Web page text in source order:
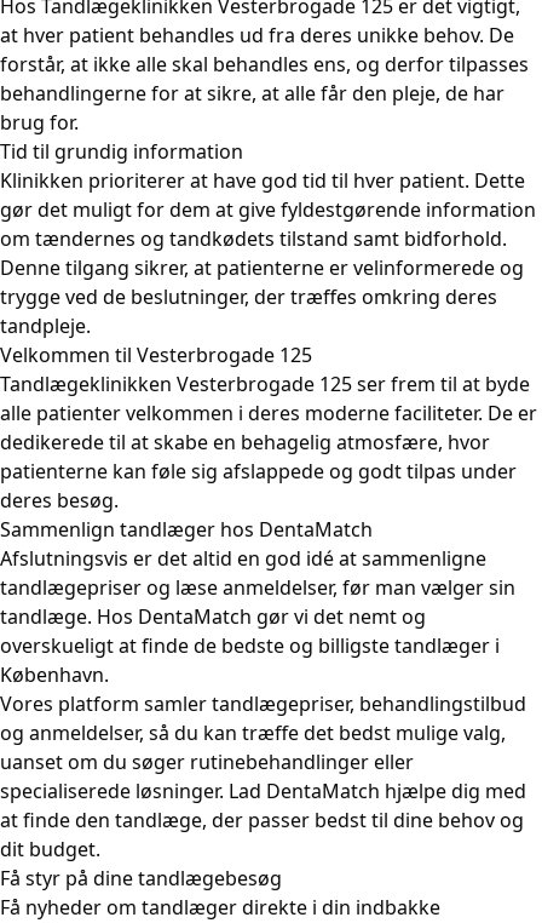
Hos Tandlægeklinikken Vesterbrogade 125 er det vigtigt,
at hver patient behandles ud fra deres unikke behov. De
forstår, at ikke alle skal behandles ens, og derfor tilpasses
behandlingerne for at sikre, at alle får den pleje, de har
brug for.
Tid til grundig information
Klinikken prioriterer at have god tid til hver patient. Dette
gør det muligt for dem at give fyldestgørende information
om tændernes og tandkødets tilstand samt bidforhold.
Denne tilgang sikrer, at patienterne er velinformerede og
trygge ved de beslutninger, der træffes omkring deres
tandpleje.
Velkommen til Vesterbrogade 125
Tandlægeklinikken Vesterbrogade 125 ser frem til at byde
alle patienter velkommen i deres moderne faciliteter. De er
dedikerede til at skabe en behagelig atmosfære, hvor
patienterne kan føle sig afslappede og godt tilpas under
deres besøg.
Sammenlign tandlæger hos DentaMatch
Afslutningsvis er det altid en god idé at sammenligne
tandlægepriser og læse anmeldelser, før man vælger sin
tandlæge. Hos DentaMatch gør vi det nemt og
overskueligt at finde de bedste og billigste tandlæger i
København.
Vores platform samler tandlægepriser, behandlingstilbud
og anmeldelser, så du kan træffe det bedst mulige valg,
uanset om du søger rutinebehandlinger eller
specialiserede løsninger. Lad DentaMatch hjælpe dig med
at finde den tandlæge, der passer bedst til dine behov og
dit budget.
Få styr på dine tandlægebesøg
Få nyheder om tandlæger direkte i din indbakke